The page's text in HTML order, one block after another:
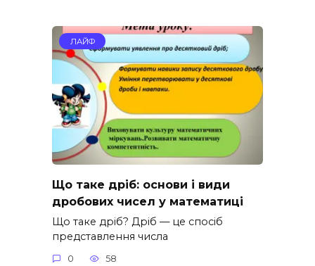
ЛАЙФ
Що таке дріб: основи і види
дробових чисел у математиці
Що таке дріб? Дріб — це спосіб
представлення числа
0 58